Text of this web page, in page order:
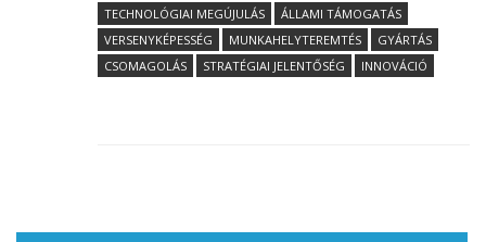
TECHNOLÓGIAI MEGÚJULÁS
ÁLLAMI TÁMOGATÁS
VERSENYKÉPESSÉG
MUNKAHELYTEREMTÉS
GYÁRTÁS
CSOMAGOLÁS
STRATÉGIAI JELENTŐSÉG INNOVÁCIÓ